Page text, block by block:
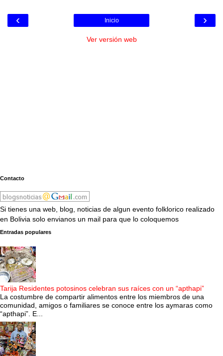
‹ ›
Inicio
Ver versión web
Contacto
Si tienes una web, blog, noticias de algun evento folklorico realizado
en Bolivia solo envianos un mail para que lo coloquemos
Entradas populares
Tarija Residentes potosinos celebran sus raíces con un “apthapi”
La costumbre de compartir alimentos entre los miembros de una
comunidad, amigos o familiares se conoce entre los aymaras como
“apthapi”. E...